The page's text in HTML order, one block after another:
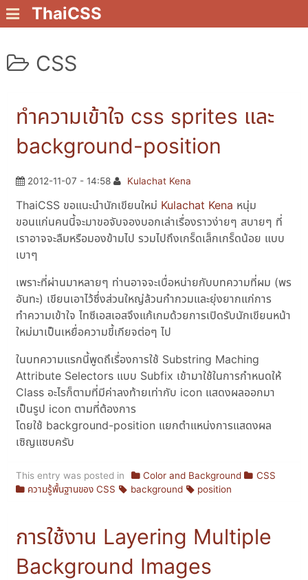
ThaiCSS
CSS
ทำความเข้าใจ css sprites และ
background-position
2012-11-07 - 14:58 Kulachat Kena
ThaiCSS ขอแนะนำนักเขียนใหม่ Kulachat Kena หนุ่ม
ขอนแก่นคนนี้จะมาขอจับจองบอกเล่าเรื่องราวง่ายๆ สบายๆ ที่
เราอาจจะลืมหรือมองข้ามไป รวมไปถึงเกร็ดเล็กเกร็ดน้อย แบบ
เบาๆ
เพราะที่ผ่านมาหลายๆ ท่านอาจจะเบื่อหน่ายกับบทความที่ผม (พร
อันทะ) เขียนเอาไว้ซึ่งส่วนใหญ่ล้วนกำกวมและยุ่งยากแก่การ
ทำความเข้าใจ ไทซีเอสเอสจึงแก้เกมด้วยการเปิดรับนักเขียนหน้า
ใหม่มาเป็นเหยื่อความขี้เกียจต่อๆ ไป
ในบทความแรกนี้พูดถึเรื่องการใช้ Substring Maching
Attribute Selectors แบบ Subfix เข้ามาใช้ในการกำหนดให้
Class อะไรก็ตามที่มีค่าลงท้ายเท่ากับ icon แสดงผลออกมา
เป็นรูป icon ตามที่ต้องการ
โดยใช้ background-position แยกตำแหน่งการแสดงผล
เซิญแซบครับ
This entry was posted in Color and Background
CSS
ความรู้พื้นฐานของ CSS
background position
การใช้งาน Layering Multiple
Background Images